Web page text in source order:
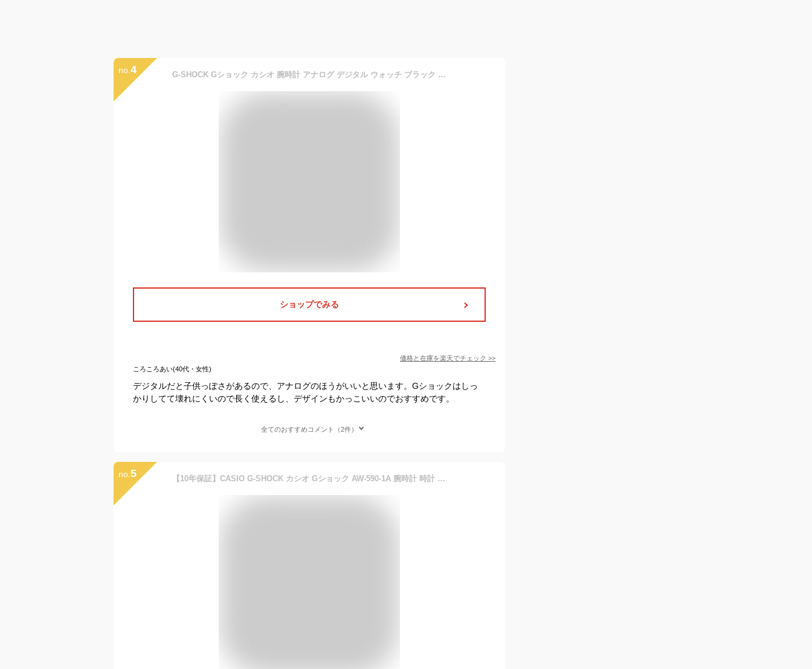
no. 4 G-SHOCK Gショック カシオ 腕時計 アナログ デジタル ウォッチ ブラック GA-100シリーズ 海外モデル
ショップでみる
価格と在庫を楽天でチェック >>
ころころあい(40代・女性)
デジタルだと子供っぽさがあるので、アナログのほうがいいと思います。Gショックはしっ
かりしてて壊れにくいので長く使えるし、デザインもかっこいいのでおすすめです。
全てのおすすめコメント（2件）
no. 5 【10年保証】CASIO G-SHOCK カシオ Gショック AW-590-1A 腕時計 時計 ブランド メンズ キッズ 子供 男の子 アナデジ 日付 カレンダー 防水 ブラック 黒 シルバー ギフト プレゼント